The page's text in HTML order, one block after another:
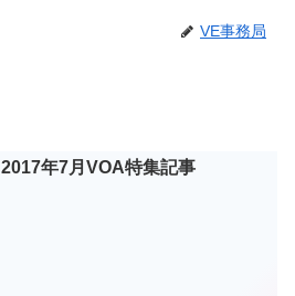
VE事務局
2017年7月VOA特集記事